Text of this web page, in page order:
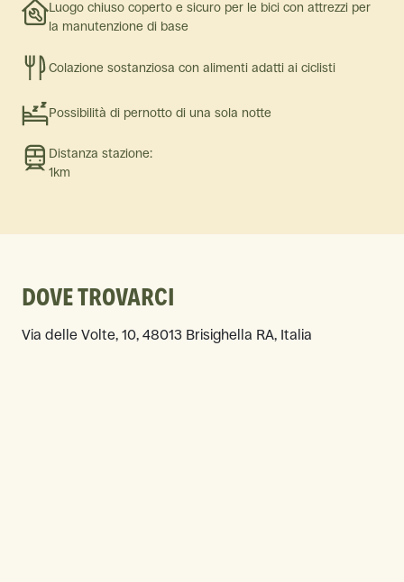
Luogo chiuso coperto e sicuro per le bici con attrezzi per
la manutenzione di base
Colazione sostanziosa con alimenti adatti ai ciclisti
Possibilità di pernotto di una sola notte
Distanza stazione:
1km
DOVE TROVARCI
Via delle Volte, 10, 48013 Brisighella RA, Italia